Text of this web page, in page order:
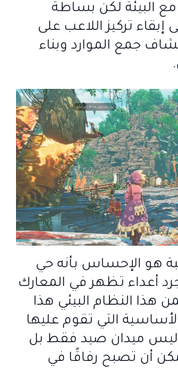
مع البيئة لكن بساطة
تركيز اللاعب على
جمع الموارد وبناء
هو الإحساس بأنه حي
أعداء تظهر في المعارك
النظام البيئي هذا
التي تقوم عليها
ليس ميدان صيد فقط بل
أن تصبح رفاقًا في